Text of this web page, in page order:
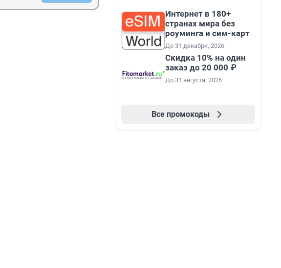
Интернет в 180+
странах мира без
роуминга и сим-карт
До 31 декабря, 2026
Скидка 10% на один
заказ до 20 000 ₽
До 31 августа, 2026
Все промокоды